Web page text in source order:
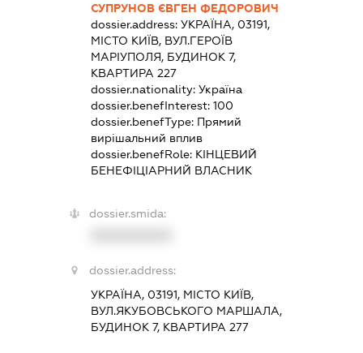
СУПРУНОВ ЄВГЕН ФЕДОРОВИЧ
dossier.address: УКРАЇНА, 03191,
МІСТО КИЇВ, ВУЛ.ГЕРОЇВ
МАРІУПОЛЯ, БУДИНОК 7,
КВАРТИРА 227
dossier.nationality: Україна
dossier.benefInterest: 100
dossier.benefType: Прямий
вирішальний вплив
dossier.benefRole: КІНЦЕВИЙ
БЕНЕФІЦІАРНИЙ ВЛАСНИК
dossier.smida:
dossier.address:
УКРАЇНА, 03191, МІСТО КИЇВ,
ВУЛ.ЯКУБОВСЬКОГО МАРШАЛА,
БУДИНОК 7, КВАРТИРА 277